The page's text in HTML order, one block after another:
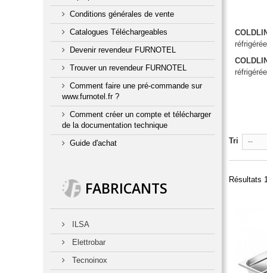
Conditions générales de vente
Catalogues Téléchargeables
Devenir revendeur FURNOTEL
Trouver un revendeur FURNOTEL
Comment faire une pré-commande sur
www.furnotel.fr ?
Comment créer un compte et télécharger
de la documentation technique
Guide d'achat
FABRICANTS
ILSA
Elettrobar
Tecnoinox
Tri --
Résultats